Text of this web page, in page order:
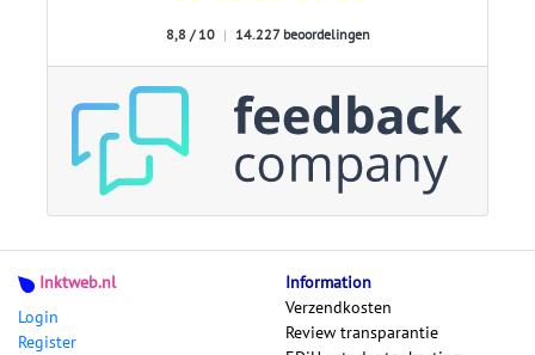
8,8 / 10 | 14.227 beoordelingen
Inktweb.nl
Login
Register
Information
Verzendkosten
Review transparantie